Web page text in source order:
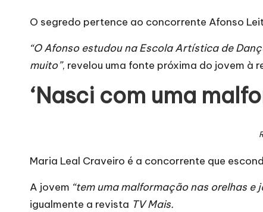
O segredo pertence ao concorrente Afonso
“O Afonso estudou na Escola Artística de
muito”, revelou uma fonte próxima do jovem à
‘Nasci com uma
Maria Leal Craveiro é a concorrente que
A jovem “tem uma malformação nas orelhas
igualmente a revista TV Mais.